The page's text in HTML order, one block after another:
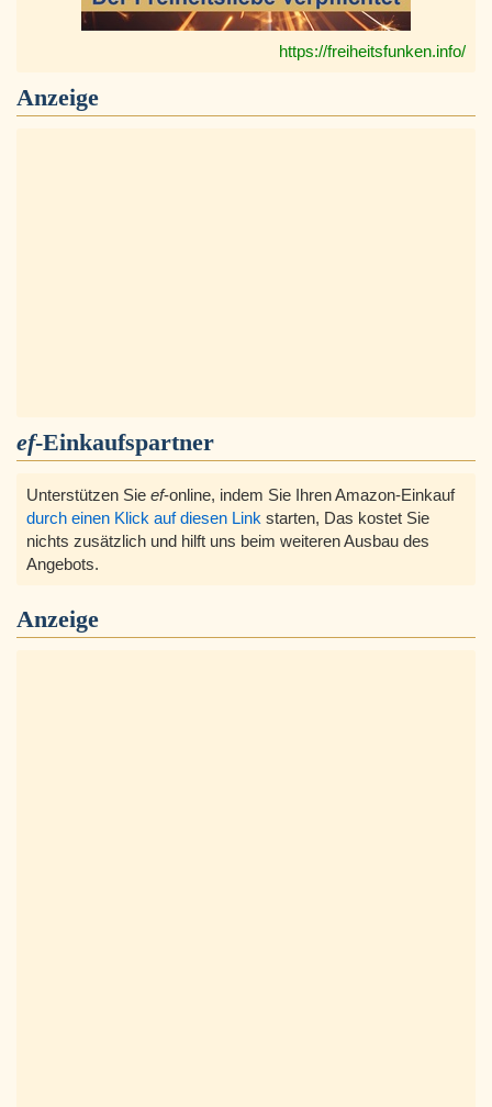
https://freiheitsfunken.info/
Anzeige
ef-Einkaufspartner
Unterstützen Sie ef-online, indem Sie Ihren Amazon-Einkauf
durch einen Klick auf diesen Link starten, Das kostet Sie
nichts zusätzlich und hilft uns beim weiteren Ausbau des
Angebots.
Anzeige